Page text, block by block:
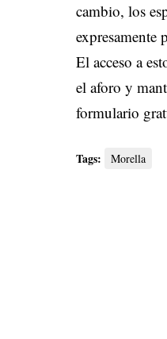
cambio, los
expresamente
El acceso a
el aforo y
formulario
Tags: Morella